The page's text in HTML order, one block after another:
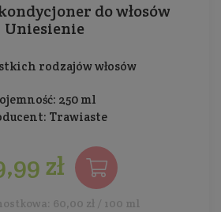
do włosów
Uniesienie
rodzajów włosów
250 ml
Trawiaste
zł
60,00 zł / 100 ml